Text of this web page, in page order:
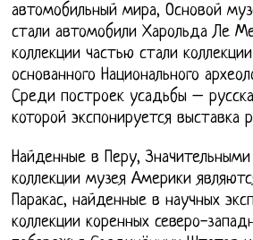
автомобильный мира, Основой
стали автомобили Харольда Ле
коллекции частью стали
основанного Национального
Среди построек усадьбы –
которой экспонируется выставка
Найденные в Перу,
коллекции музея Америки
Паракас, найденные в научных
коллекции коренных северо-